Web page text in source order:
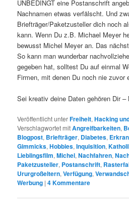
UNBEDINGT eine Postanschrift
Nachnamen etwas verfälscht. Und
Briefträger/Paketzusteller dich noch
kann. Wenn Du z.B. Michael Meyer
bewusst Michel Meyer an. Das
So kann man wunderbar
gegeben hat, solltest Du auf einmal
Firmen, mit denen Du noch nie zuvor
Sei kreativ deine Daten gehören Dir –
Veröffentlicht unterFreiheit,Hacking
Verschlagwortet mitAngreifbarkeiten,
Blogpost, Briefträger, Diabetes,
Gimmicks,Hobbies,Inquisition,
Lieblingsfilm,Michel,Nachfahren,
Paketzusteller, Postanschrift,
Ururgroßeltern,Verfügung,
Werbung |4Kommentare